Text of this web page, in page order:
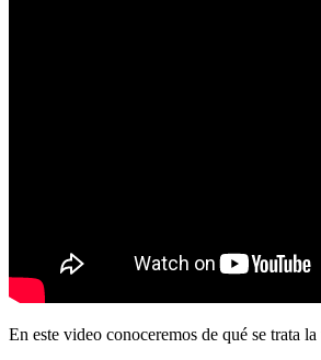
En este video conoceremos de qué se trata